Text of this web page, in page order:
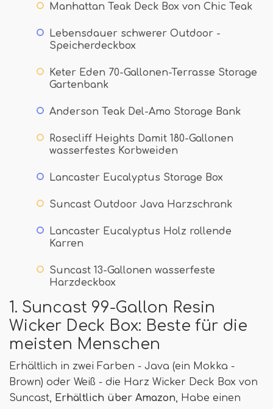
Manhattan Teak Deck Box von Chic Teak
Lebensdauer schwerer Outdoor -
Speicherdeckbox
Keter Eden 70-Gallonen-Terrasse Storage
Gartenbank
Anderson Teak Del-Amo Storage Bank
Rosecliff Heights Damit 180-Gallonen
wasserfestes Korbweiden
Lancaster Eucalyptus Storage Box
Suncast Outdoor Java Harzschrank
Lancaster Eucalyptus Holz rollende
Karren
Suncast 13-Gallonen wasserfeste
Harzdeckbox
1. Suncast 99-Gallon Resin
Wicker Deck Box: Beste für die
meisten Menschen
Erhältlich in zwei Farben - Java (ein Mokka -
Brown) oder Weiß - die Harz Wicker Deck Box von
Suncast, Erhältlich über Amazon, Habe einen